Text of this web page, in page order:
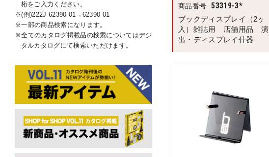
商品番号 53319-3*
ブックディスプレイ（2ヶ
入）雑誌用 店舗用品 演
出・ディスプレイ什器
桁をご入力ください。
(例)222J-62390-01→62390-01
一部の商品検索になります。
全てのカタログ掲載品の検索についてはデジ
タルカタログにて検索いただけます。